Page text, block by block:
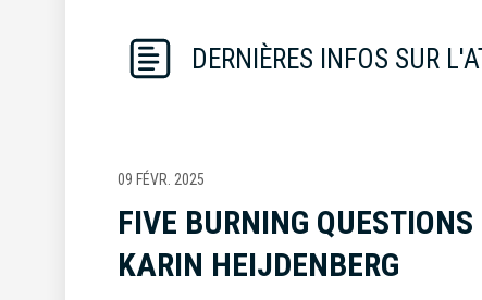
DERNIÈRES INFOS SUR
09 FÉVR. 2025
FIVE BURNING
KARIN HEIJDENBERG